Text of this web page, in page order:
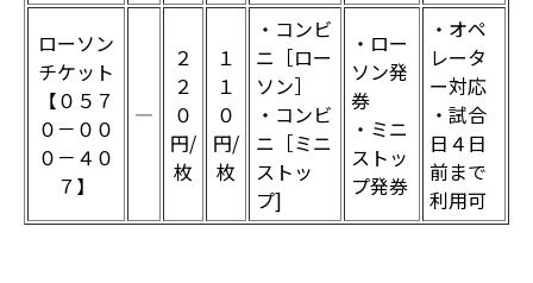
ローソン
チケット
【０５７
０－００
０－４０
７】
―
２
２
０
円/
枚
１
１
０
円/
枚
・コンビ
ニ［ロー
ソン］
・コンビ
ニ［ミニ
ストッ
プ]
・ロー
ソン発
券
・ミニ
ストッ
プ発券
・オペ
レータ
ー対応
・試合
日４日
前まで
利用可